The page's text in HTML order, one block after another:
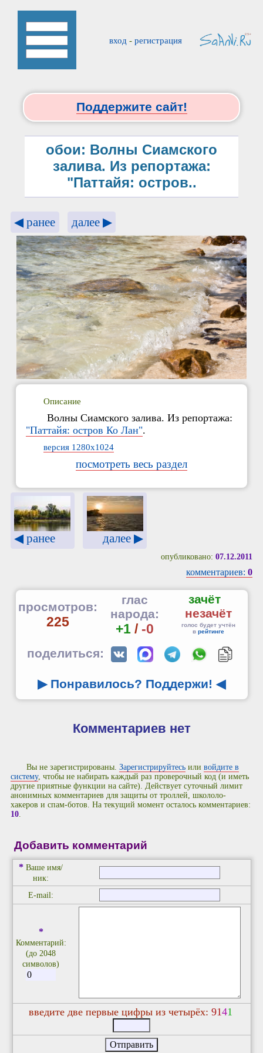
вход - регистрация
Поддержите сайт!
обои: Волны Сиамского
залива. Из репортажа:
"Паттайя: остров..
◀ ранее далее ▶
Описание
Волны Сиамского залива. Из репортажа:
"Паттайя: остров Ко Лан".
версия 1280x1024
посмотреть весь раздел
◀ ранее далее ▶
опубликовано: 07.12.2011
комментариев: 0
просмотров:
225
глас
народа:
+1/ -0
зачёт
незачёт
голос будет учтён
в рейтинге
поделиться:
▶ Понравилось? Поддержи! ◀
Комментариев нет
Вы не зарегистрированы.Зарегистрируйтесь иливойдите в
систему, чтобы не набирать каждый раз проверочный код (и иметь
другие приятные функции на сайте). Действует суточный лимит
анонимных комментариев для защиты от троллей, школоло-
хакеров и спам-ботов. На текущий момент осталось комментариев:
10
Добавить комментарий
* Ваше имя/
ник:
E-mail:
*
Комментарий:
(до 2048
символов)
введите две первые цифры из четырёх: 9141